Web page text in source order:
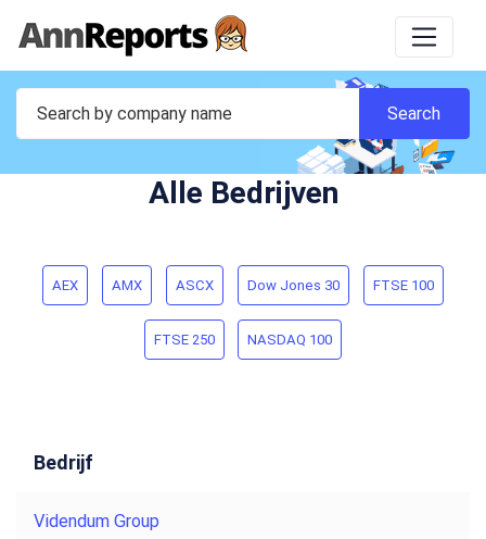
Alle Bedrijven
AEX AMX ASCX Dow Jones 30 FTSE 100
FTSE 250 NASDAQ 100
Bedrijf
Videndum Group